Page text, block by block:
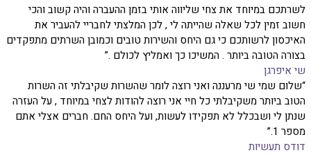
לשרתכם במיוחד את צחי שליווה אותי בזמן ההעברה והיה קשוב והכי
חשוב זמין לכל שאלה שהייתה לי , לכן המלצתי לחבריי להעביר את
האיכסון לרשותכם כי גם היחס והשירות טובים וכמובן השרתים מתפקדים
בצורה הטובה ביותר . המשיכו כך ואמליץ לכולם .”
שי איפרגן
“שלום שמי שי מרעננה ואני רוצה לומר שהשרות שקיבלתי זה השרות
הטוב ביותר משקיבלתי כל חיי אני רוצה להודות לצחי במיוחד , על העזרה
שנתן לי ושבכלל לא תפקידו לעשות, ועל היחס החם. חברים אצלי אתם
מספר 1.”
דודס תעשיות